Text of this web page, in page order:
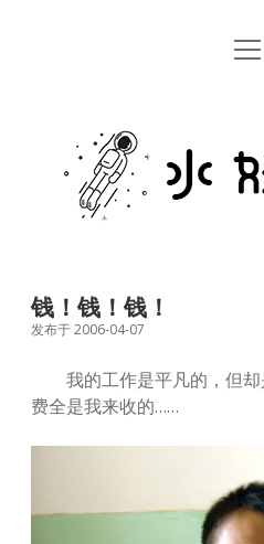
首页
关于
open
水
妖
视
钱！钱！钱！
发布于 2006-04-07
我的工作是平凡的，但却
费全是我来收的……